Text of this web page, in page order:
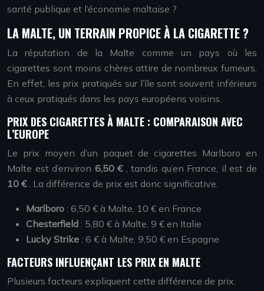
santé publique et l’économie maltaise ?
LA MALTE, UN TERRAIN PROPICE À LA CIGARETTE ?
La réputation de la Malte comme un pays où les
cigarettes sont moins chères attire de nombreux fumeurs.
En effet, les prix pratiqués sur l’île sont souvent inférieurs
à ceux pratiqués dans les pays européens voisins.
PRIX DES CIGARETTES À MALTE : COMPARAISON AVEC
L’EUROPE
Le prix moyen d’un paquet de cigarettes Marlboro en
Malte est d’environ 6,50 € , tandis qu’en France, il est de
10 €. La différence de prix est donc significative.
Marlboro : 6,50 € à Malte, 10 € en France
Chesterfield : 5,80 € à Malte, 9 € en Italie
Lucky Strike : 6 € à Malte, 9,50 € en Espagne
FACTEURS INFLUENÇANT LES PRIX EN MALTE
Plusieurs facteurs expliquent cette différence de prix.